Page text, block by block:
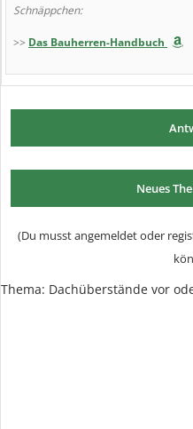
Schnäppchen:
>> Das Bauherren-Handbuch
Neues
(Du musst angemeldet oder
Thema: Dachüberstände vor